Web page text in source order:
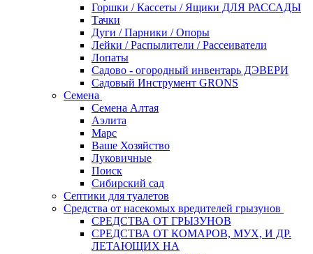
Горшки / Кассеты / Ящики ДЛЯ РАССАДЫ
Тачки
Дуги / Парники / Опоры
Лейки / Распылители / Рассеиватели
Лопаты
Садово - огородный инвентарь ДЭВЕРИ
Садовый Инструмент GRONS
Семена
Семена Алтая
Аэлита
Марс
Ваше Хозяйство
Луковичные
Поиск
Сибирский сад
Септики для туалетов
Средства от насекомых вредителей грызунов
СPEДСТВА ОТ ГРЫЗУНОВ
СРЕДСТВА ОТ КОМАРОВ, МУХ, И ДР.
ЛЕТАЮЩИХ НА